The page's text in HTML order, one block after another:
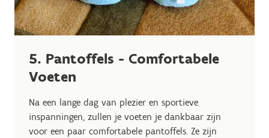
5. Pantoffels - Comfortabele
Voeten
Na een lange dag van plezier en sportieve
inspanningen, zullen je voeten je dankbaar zijn
voor een paar comfortabele pantoffels. Ze zijn